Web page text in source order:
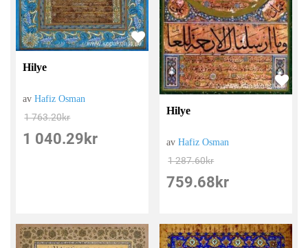
Hilye
avHafiz Osman
1 763.20kr
1 040.29 kr
Hilye
avHafiz Osman
1 287.60kr
759.68 kr